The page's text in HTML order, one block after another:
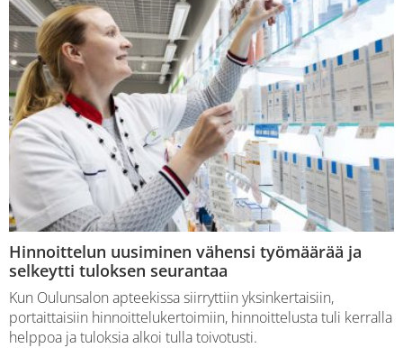
Hinnoittelun uusiminen vähensi työmäärää ja
selkeytti tuloksen seurantaa
Kun Oulunsalon apteekissa siirryttiin yksinkertaisiin,
portaittaisiin hinnoittelukertoimiin, hinnoittelusta tuli kerralla
helppoa ja tuloksia alkoi tulla toivotusti.